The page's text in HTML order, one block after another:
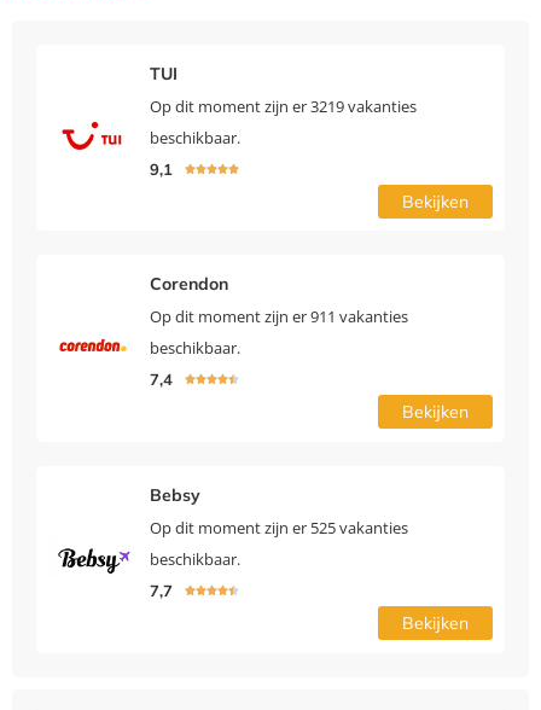
TUI
Op dit moment zijn er 3219 vakanties
beschikbaar.
9,1 
Bekijken
Corendon
Op dit moment zijn er 911 vakanties
beschikbaar.
7,4 
Bekijken
Bebsy
Op dit moment zijn er 525 vakanties
beschikbaar.
7,7 
Bekijken